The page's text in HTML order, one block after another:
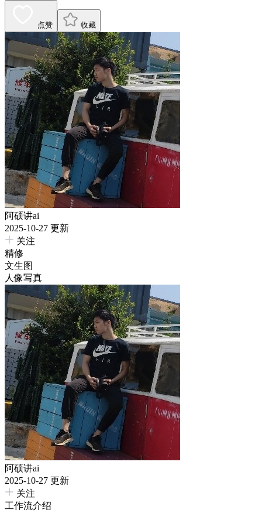
点赞 收藏
阿硕讲ai
2025-10-27 更新
关注
精修
文生图
人像写真
阿硕讲ai
2025-10-27 更新
关注
工作流介绍